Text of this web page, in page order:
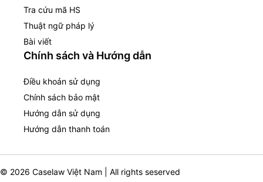
Tra cứu mã HS
Thuật ngữ pháp lý
Bài viết
Chính sách và Hướng dẫn
Điều khoản sử dụng
Chính sách bảo mật
Hướng dẫn sử dụng
Hướng dẫn thanh toán
© 2026 Caselaw Việt Nam | All rights seserved